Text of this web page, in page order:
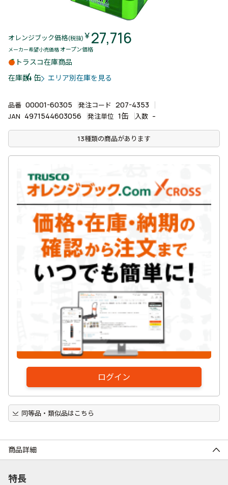
オレンジブック価格(税抜) ￥27,716
メーカー希望小売価格 オープン価格
トラスコ在庫商品
在庫数4 缶 エリア別在庫を見る
品番 00001-60305 発注コード 207-4353
JAN 4971544603056 発注単位 1缶 入数 -
13種類の商品があります
ログイン
同等品・類似品はこちら
商品詳細
特長